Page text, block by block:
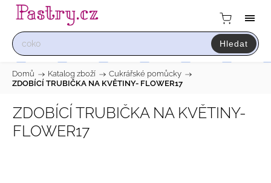
Hledat
Domů / Katalog zboží / Cukrářské pomůcky /
ZDOBÍCÍ TRUBIČKA NA KVĚTINY- FLOWER17
ZDOBÍCÍ TRUBIČKA NA KVĚTINY-
FLOWER17